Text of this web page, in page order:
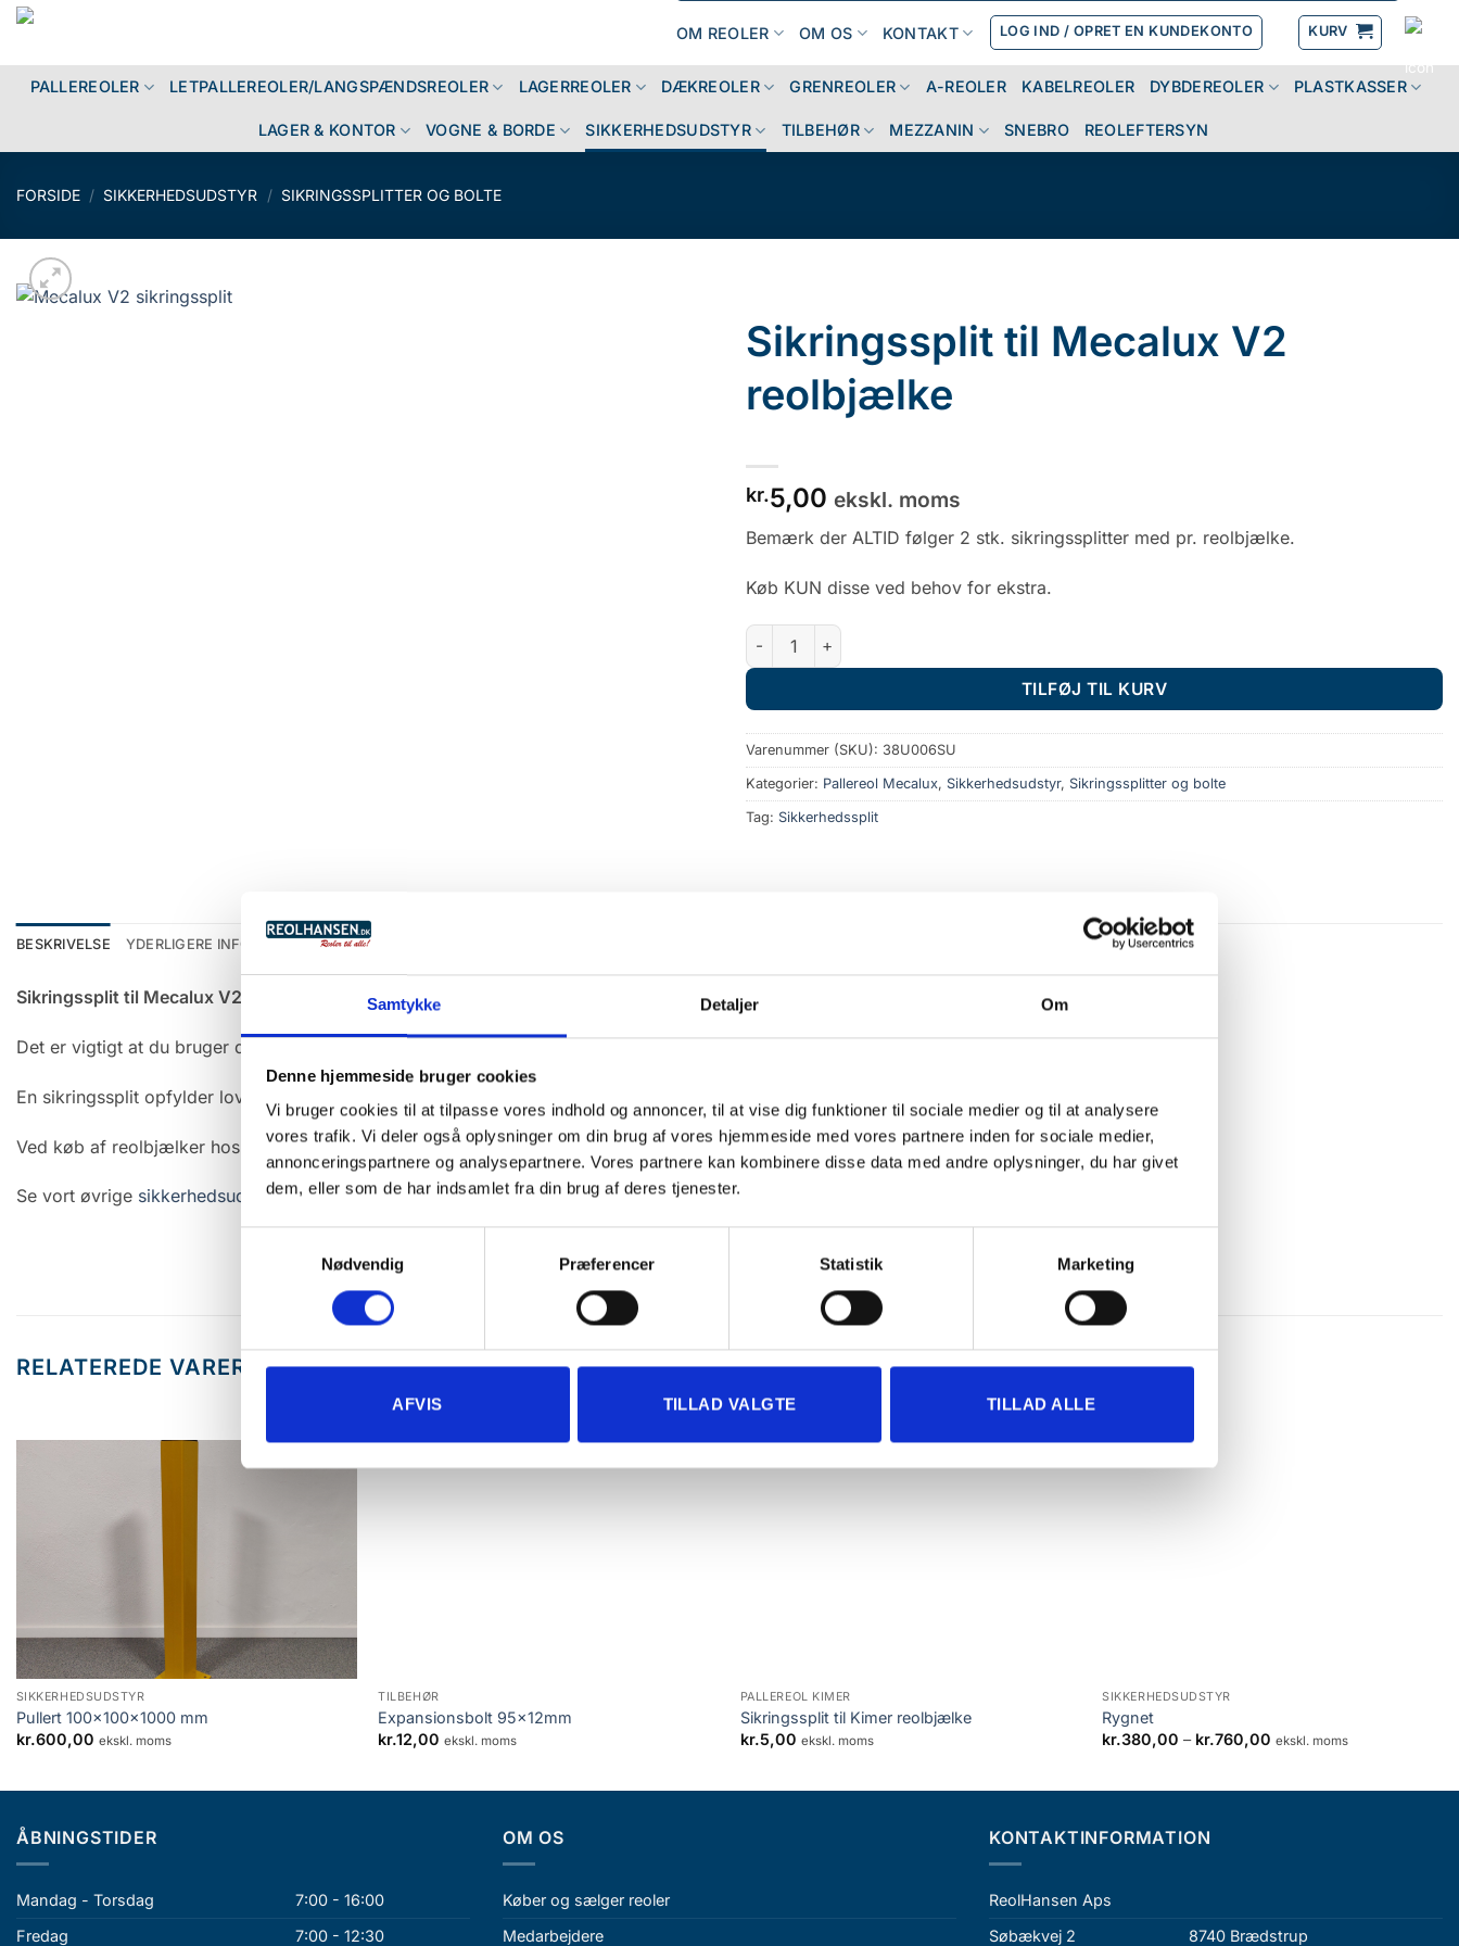
Samtykke Detaljer Om
Denne hjemmeside bruger cookies
Vi bruger cookies til at tilpasse vores indhold og annoncer, til at vise dig funktioner til sociale medier og til at analysere
vores trafik. Vi deler også oplysninger om din brug af vores hjemmeside med vores partnere inden for sociale medier,
annonceringspartnere og analysepartnere. Vores partnere kan kombinere disse data med andre oplysninger, du har givet
dem, eller som de har indsamlet fra din brug af deres tjenester.
Nødvendig
Præferencer Statistik Marketing
AFVIS TILLAD VALGTE TILLAD ALLE
Fortsæt
indhold
OM REOLER OM OS KONTAKT LOG IND / OPRET EN KUNDEKONTO KURV
PALLEREOLER LETPALLEREOLER/LANGSPÆNDSREOLER LAGERREOLER DÆKREOLER GRENREOLER A-REOLER KABELREOLER DYBDEREOLER PLASTKASSER
LAGER & KONTOR VOGNE & BORDE SIKKERHEDSUDSTYR TILBEHØR MEZZANIN SNEBRO REOLEFTERSYN
FORSIDE / SIKKERHEDSUDSTYR / SIKRINGSSPLITTER OG BOLTE
Sikringssplit til Mecalux V2
reolbjælke
kr.5,00 ekskl. moms
Bemærk der ALTID følger 2 stk. sikringssplitter med pr. reolbjælke.
Køb KUN disse ved behov for ekstra.
Sikringssplit til Mecalux V2 reolbjælke antal
TILFØJ TIL KURV
Varenummer (SKU): 38U006SU
Kategorier: Pallereol Mecalux, Sikkerhedsudstyr, Sikringssplitter og bolte
Tag: Sikkerhedssplit
BESKRIVELSE YDERLIGERE INFORMATION
Sikringssplit til Mecalux V2 reolbjælke
Det er vigtigt at du bruger den rigtige model for ordentlig sikring af din pallereol.
En sikringssplit opfylder lovens krav mod utilsigtet løft af bjælke fra reolstige.
Ved køb af reolbjælker hos Reolhansen, nye eller brugte, medfølger altid 2 stk. sikrings splitter pr. bjælke.
Se vort øvrige sikkerhedsudstyr
RELATEREDE VARER
+
SIKKERHEDSUDSTYR
Pullert 100x100x1000 mm
kr.600,00 ekskl. moms
TILBEHØR
Expansionsbolt 95x12mm
kr.12,00 ekskl. moms
PALLEREOL KIMER
Sikringssplit til Kimer reolbjælke
kr.5,00 ekskl. moms
SIKKERHEDSUDSTYR
Rygnet
kr.380,00 – kr.760,00 Prisinterval:
ekskl. moms
ÅBNINGSTIDER
Mandag - Torsdag
7:00 - 16:00
Fredag
7:00 - 12:30
OM OS
Køber og sælger reoler
Medarbejdere
KONTAKTINFORMATION
ReolHansen Aps
Søbækvej 2
8740 Brædstrup